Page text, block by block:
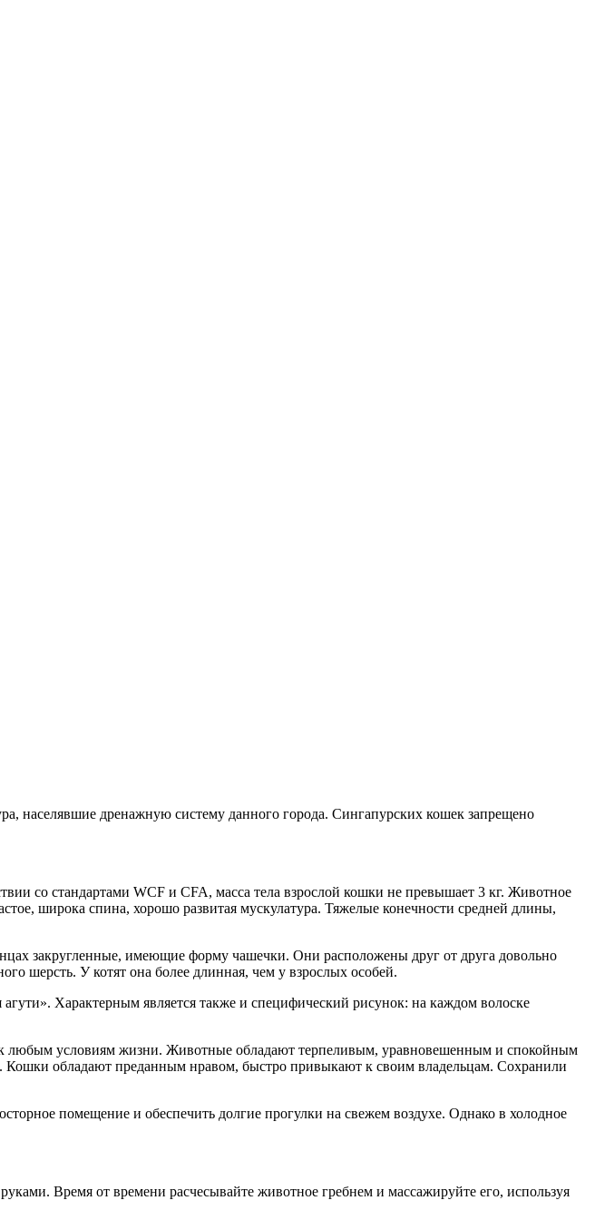
населявшие дренажную систему данного города. Сингапурских кошек запрещено
со стандартами WCF и CFA, масса тела взрослой кошки не превышает 3 кг. Животное
широка спина, хорошо развитая мускулатура. Тяжелые конечности средней длины,
закругленные, имеющие форму чашечки. Они расположены друг от друга довольно
шерсть. У котят она более длинная, чем у взрослых особей.
Характерным является также и специфический рисунок: на каждом волоске
к любым условиям жизни. Животные обладают терпеливым, уравновешенным и спокойным
Кошки обладают преданным нравом, быстро привыкают к своим владельцам. Сохранили
помещение и обеспечить долгие прогулки на свежем воздухе. Однако в холодное
Время от времени расчесывайте животное гребнем и массажируйте его, используя